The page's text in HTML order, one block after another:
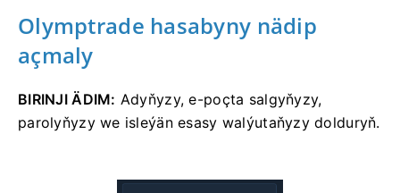
Olymptrade hasabyny nädip
açmaly
BIRINJI ÄDIM: Adyňyzy, e-poçta salgyňyzy,
parolyňyzy we isleýän esasy walýutaňyzy dolduryň.